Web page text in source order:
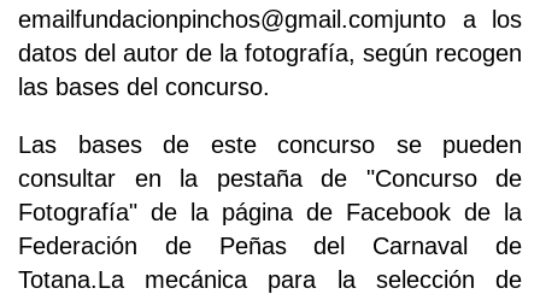
emailfundacionpinchos@gmail.comjunto a los
datos del autor de la fotografía, según recogen
las bases del concurso.
Las bases de este concurso se pueden
consultar en la pestaña de "Concurso de
Fotografía" de la página de Facebook de la
Federación de Peñas del Carnaval de
Totana.La mecánica para la selección de